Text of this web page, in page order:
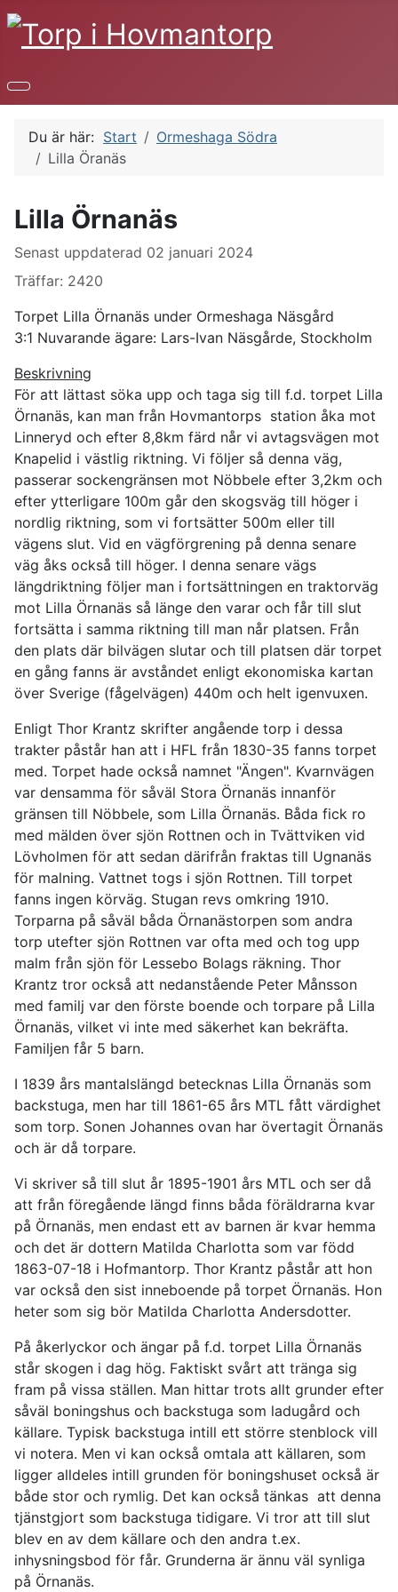
Du är här: Start
Ormeshaga Södra
Lilla Öranäs
Lilla Örnanäs
Uppgifter
Senast uppdaterad 02 januari 2024
Träffar: 2420
Torpet Lilla Örnanäs under Ormeshaga Näsgård
3:1 Nuvarande ägare: Lars-Ivan Näsgårde, Stockholm
Beskrivning
För att lättast söka upp och taga sig till f.d. torpet Lilla
Örnanäs, kan man från Hovmantorps station åka mot
Linneryd och efter 8,8km färd når vi avtagsvägen mot
Knapelid i västlig riktning. Vi följer så denna väg,
passerar sockengränsen mot Nöbbele efter 3,2km och
efter ytterligare 100m går den skogsväg till höger i
nordlig riktning, som vi fortsätter 500m eller till
vägens slut. Vid en vägförgrening på denna senare
väg åks också till höger. I denna senare vägs
längdriktning följer man i fortsättningen en traktorväg
mot Lilla Örnanäs så länge den varar och får till slut
fortsätta i samma riktning till man når platsen. Från
den plats där bilvägen slutar och till platsen där torpet
en gång fanns är avståndet enligt ekonomiska kartan
över Sverige (fågelvägen) 440m och helt igenvuxen.
Enligt Thor Krantz skrifter angående torp i dessa
trakter påstår han att i HFL från 1830-35 fanns torpet
med. Torpet hade också namnet "Ängen". Kvarnvägen
var densamma för såväl Stora Örnanäs innanför
gränsen till Nöbbele, som Lilla Örnanäs. Båda fick ro
med mälden över sjön Rottnen och in Tvättviken vid
Lövholmen för att sedan därifrån fraktas till Ugnanäs
för malning. Vattnet togs i sjön Rottnen. Till torpet
fanns ingen körväg. Stugan revs omkring 1910.
Torparna på såväl båda Örnanästorpen som andra
torp utefter sjön Rottnen var ofta med och tog upp
malm från sjön för Lessebo Bolags räkning. Thor
Krantz tror också att nedanstående Peter Månsson
med familj var den förste boende och torpare på Lilla
Örnanäs, vilket vi inte med säkerhet kan bekräfta.
Familjen får 5 barn.
I 1839 års mantalslängd betecknas Lilla Örnanäs som
backstuga, men har till 1861-65 års MTL fått värdighet
som torp. Sonen Johannes ovan har övertagit Örnanäs
och är då torpare.
Vi skriver så till slut år 1895-1901 års MTL och ser då
att från föregående längd finns båda föräldrarna kvar
på Örnanäs, men endast ett av barnen är kvar hemma
och det är dottern Matilda Charlotta som var född
1863-07-18 i Hofmantorp. Thor Krantz påstår att hon
var också den sist inneboende på torpet Örnanäs. Hon
heter som sig bör Matilda Charlotta Andersdotter.
På åkerlyckor och ängar på f.d. torpet Lilla Örnanäs
står skogen i dag hög. Faktiskt svårt att tränga sig
fram på vissa ställen. Man hittar trots allt grunder efter
såväl boningshus och backstuga som ladugård och
källare. Typisk backstuga intill ett större stenblock vill
vi notera. Men vi kan också omtala att källaren, som
ligger alldeles intill grunden för boningshuset också är
både stor och rymlig. Det kan också tänkas att denna
tjänstgjort som backstuga tidigare. Vi tror att till slut
blev en av dem källare och den andra t.ex.
inhysningsbod för får. Grunderna är ännu väl synliga
på Örnanäs.